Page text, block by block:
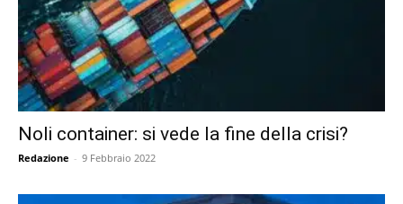
Noli container: si vede la fine della crisi?
Redazione - 9 Febbraio 2022